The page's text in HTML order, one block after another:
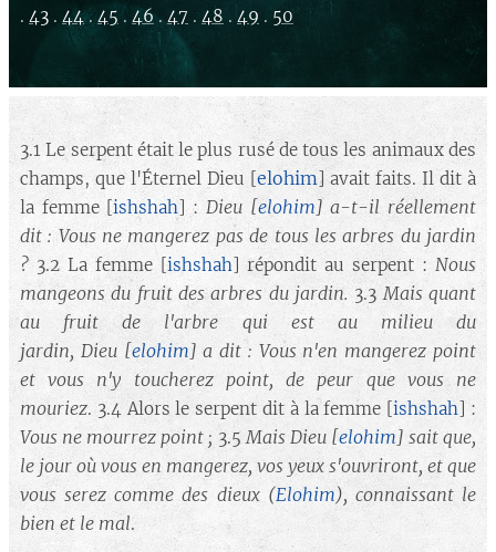
. 43 . 44. 45 . 46 . 47 . 48 . 49 . 50
3.1 Le serpent était le plus rusé de tous les animaux des
champs, que l'Éternel Dieu [elohim] avait faits. Il dit à
la femme [ishshah] : Dieu [elohim]a-t-il réellement
dit : Vous ne mangerez pas de tous les arbres du jardin
?3.2 La femme [ishshah] répondit au serpent : Nous
mangeons du fruit des arbres du jardin. 3.3Mais quant
au fruit de l'arbre qui est au milieu du
jardin, Dieu [elohim]a dit : Vous n'en mangerez point
et vous n'y toucherez point, de peur que vous ne
mouriez. 3.4 Alors le serpent dit à la femme [ishshah] :
Vous ne mourrez point ; 3.5Mais Dieu [elohim] sait que,
le jour où vous en mangerez, vos yeux s'ouvriront, et que
vous serez comme des dieux (Elohim), connaissant le
bien et le mal.